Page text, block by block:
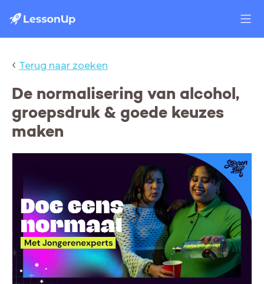
‹ Terug naar zoeken
De normalisering van alcohol,
groepsdruk & goede keuzes
maken